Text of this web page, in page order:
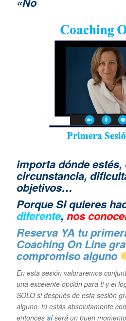
importa dónde estés,
circunstancia,
objetivos…
Porque SI quieres
diferente, nos
Reserva YA tu
Coaching On Line
compromiso alguno
En esta sesión valoraremos
una excelente opción para ti y el
SOLO si después de esta sesión
alguno, tú estás absolutamente
entonces síserá un buen